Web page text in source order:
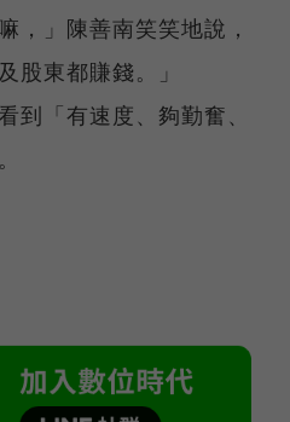
，」陳善南笑笑地說，
股東都賺錢。」
到「有速度、夠勤奮、